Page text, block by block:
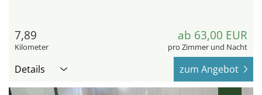
7,89
Kilometer
ab 63,00 EUR
pro Zimmer und Nacht
Details zum Angebot